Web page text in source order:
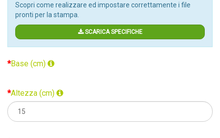
Scopri come realizzare ed impostare correttamente i file
pronti per la stampa.
SCARICA SPECIFICHE
Base (cm)
Altezza (cm)